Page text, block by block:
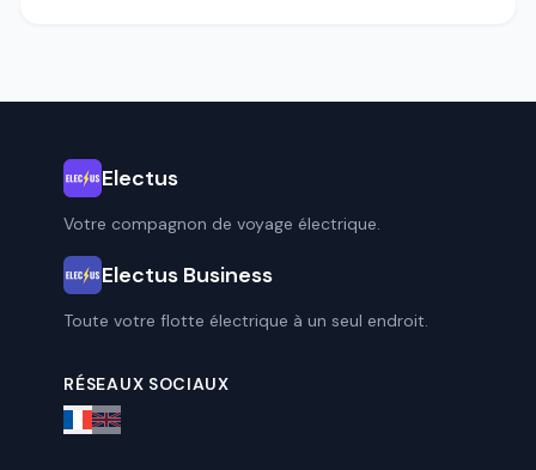
Electus
Votre compagnon de voyage électrique.
Electus Business
Toute votre flotte électrique à un seul endroit.
RÉSEAUX SOCIAUX